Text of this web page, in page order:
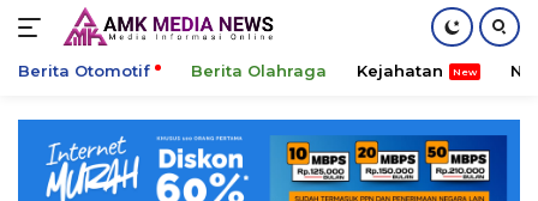
konten
Berita Otomotif Berita Olahraga Kejahatan